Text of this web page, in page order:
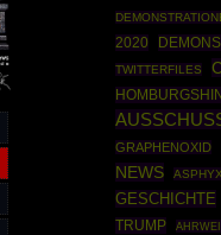
2020
TWITTERFILES
AUSSCHUSS
GRAPHENOXID
NEWS
ASPHYX
GESCHICHTE
TRUMP